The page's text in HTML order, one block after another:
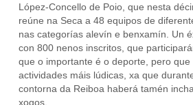
López-Concello de Poio, que nesta
reúne na Seca a 48 equipos de
nas categorías alevín e benxamín. Un
con 800 nenos inscritos, que
que o importante é o deporte, pero
actividades máis lúdicas, xa que
contorna da Reiboa haberá tamén
xogos.